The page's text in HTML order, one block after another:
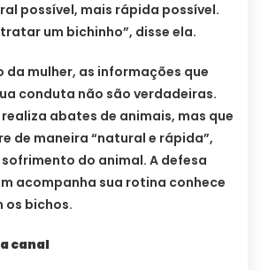
possível, mais rápida possível.
um bichinho”, disse ela.
da mulher, as informações que
conduta não são verdadeiras.
abates de animais, mas que
de maneira “natural e rápida”,
do animal. A defesa
acompanha sua rotina conhece
os bichos.
canal